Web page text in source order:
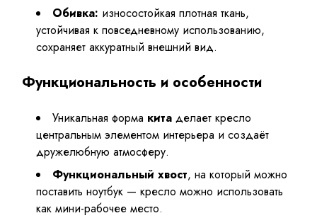
Обивка: износостойкая плотная ткань,
устойчивая к повседневному использованию,
сохраняет аккуратный внешний вид.
Функциональность и особенности
Уникальная форма кита делает кресло
центральным элементом интерьера и создаёт
дружелюбную атмосферу.
Функциональный хвост, на который можно
поставить ноутбук — кресло можно использовать
как мини-рабочее место.